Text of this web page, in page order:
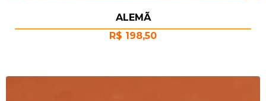
ALEMÃ
R$ 198,50